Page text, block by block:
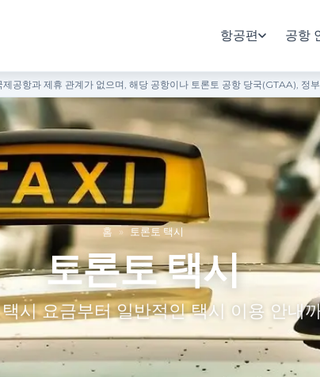
항공편 공항
공항과 제휴 관계가 없으며, 해당 공항이나 토론토 공항 당국(GTAA), 정
홈 » 토론토 택시
토론토 택시
시 요금부터 일반적인 택시 이용 안내